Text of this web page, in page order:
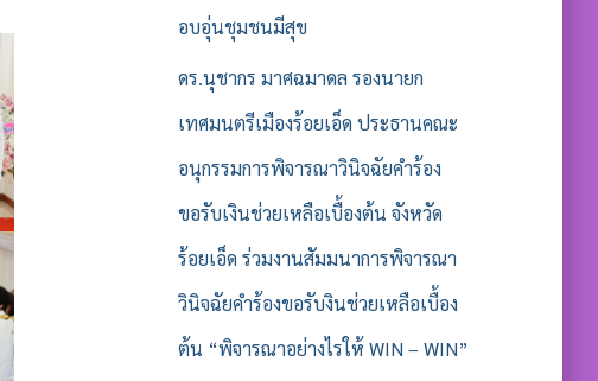
อบอุ่นชุมชนมีสุข
ดร.นุชากร มาศฉมาดล รองนายก
เทศมนตรีเมืองร้อยเอ็ด ประธานคณะ
อนุกรรมการพิจารณาวินิจฉัยคำร้อง
ขอรับเงินช่วยเหลือเบื้องต้น จังหวัด
ร้อยเอ็ด ร่วมงานสัมมนาการพิจารณา
วินิจฉัยคำร้องขอรับงินช่วยเหลือเบื้อง
ต้น “พิจารณาอย่างไรให้ WIN – WIN”